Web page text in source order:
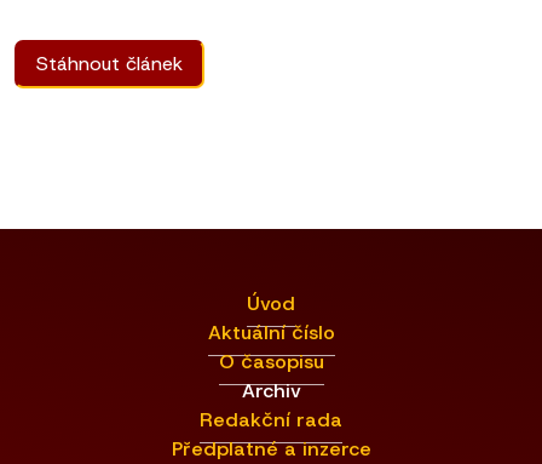
Stáhnout článek
Úvod
Aktuální číslo
O časopisu
Archiv
Redakční rada
Předplatné a inzerce